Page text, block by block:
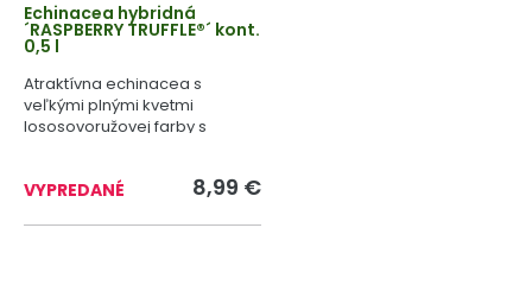
Echinacea hybridná
´RASPBERRY TRUFFLE®´ kont.
0,5 l
Atraktívna echinacea s
veľkými plnými kvetmi
lososovoružovej farby s
VYPREDANÉ 8,99 €